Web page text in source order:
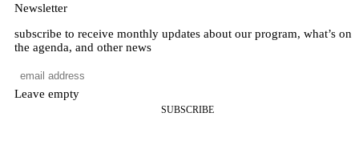
Newsletter
subscribe to receive monthly updates about our program, what’s on
the agenda, and other news
Leave empty
SUBSCRIBE